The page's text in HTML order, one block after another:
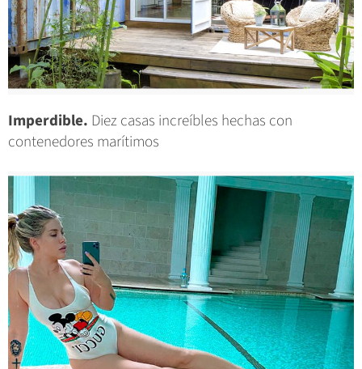
Imperdible. Diez casas increíbles hechas con
contenedores marítimos